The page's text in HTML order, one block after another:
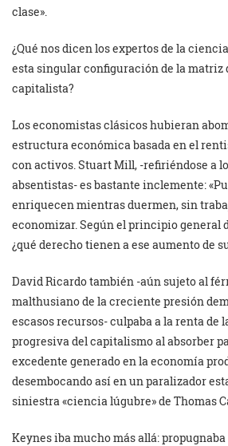
clase».
¿Qué nos dicen los expertos de la
esta singular configuración de la matriz
capitalista?
Los economistas clásicos hubieran
estructura económica basada en el
con activos. Stuart Mill, -refiriéndose a
absentistas- es bastante inclemente:
enriquecen mientras duermen, sin
economizar. Según el principio general
¿qué derecho tienen a ese aumento de
David Ricardo también -aún sujeto al
malthusiano de la creciente presión
escasos recursos- culpaba a la renta de
progresiva del capitalismo al absorber
excedente generado en la economía
desembocando así en un paralizador
siniestra «ciencia lúgubre» de Thomas
Keynes iba mucho más allá: